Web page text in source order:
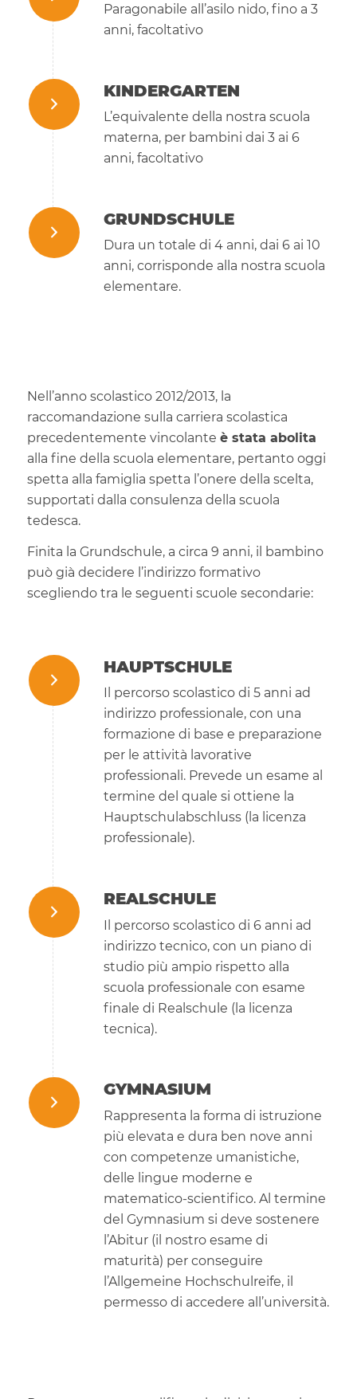
Paragonabile all’asilo nido, fino a 3
anni, facoltativo
KINDERGARTEN
L’equivalente della nostra scuola
materna, per bambini dai 3 ai 6
anni, facoltativo
GRUNDSCHULE
Dura un totale di 4 anni, dai 6 ai 10
anni, corrisponde alla nostra scuola
elementare.
Nell’anno scolastico 2012/2013, la
raccomandazione sulla carriera scolastica
precedentemente vincolante è stata abolita
alla fine della scuola elementare, pertanto oggi
spetta alla famiglia spetta l’onere della scelta,
supportati dalla consulenza della scuola
tedesca.
Finita la Grundschule, a circa 9 anni, il bambino
può già decidere l’indirizzo formativo
scegliendo tra le seguenti scuole secondarie:
HAUPTSCHULE
Il percorso scolastico di 5 anni ad
indirizzo professionale, con una
formazione di base e preparazione
per le attività lavorative
professionali. Prevede un esame al
termine del quale si ottiene la
Hauptschulabschluss (la licenza
professionale).
REALSCHULE
Il percorso scolastico di 6 anni ad
indirizzo tecnico, con un piano di
studio più ampio rispetto alla
scuola professionale con esame
finale di Realschule (la licenza
tecnica).
GYMNASIUM
Rappresenta la forma di istruzione
più elevata e dura ben nove anni
con competenze umanistiche,
delle lingue moderne e
matematico-scientifico. Al termine
del Gymnasium si deve sostenere
l’Abitur (il nostro esame di
maturità) per conseguire
l’Allgemeine Hochschulreife, il
permesso di accedere all’università.